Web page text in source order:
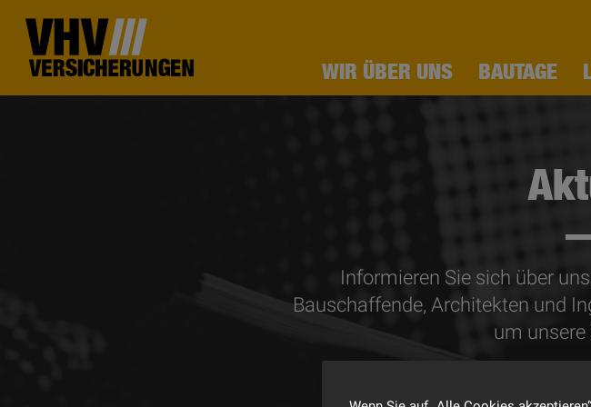
WIR ÜBER UNS BAUTAGE
Informieren Sie sich über
Bauschaffende, Architekten und
um unsere